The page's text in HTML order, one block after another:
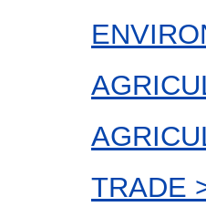
TRADE